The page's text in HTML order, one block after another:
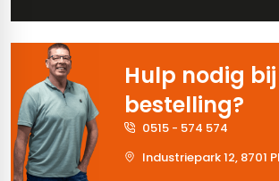
Hulp nodig
bestelling?
0515 - 574 574
Industriepark 12, 8701